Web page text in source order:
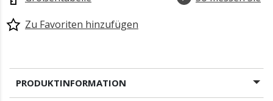
Zu Favoriten hinzufügen
PRODUKTINFORMATION